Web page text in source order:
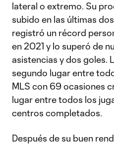
lateral o extremo. Su
subido en las últimas
registró un récord
en 2021 y lo superó de
asistencias y dos goles.
segundo lugar entre
MLS con 69 ocasiones
lugar entre todos los
centros completados.
Después de su buen